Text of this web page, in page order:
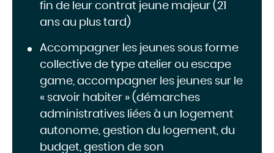
fin de leur contrat jeune majeur (21
ans au plus tard)
Accompagner les jeunes sous forme
collective de type atelier ou escape
game, accompagner les jeunes sur le
« savoir habiter » (démarches
administratives liées à un logement
autonome, gestion du logement, du
budget, gestion de son